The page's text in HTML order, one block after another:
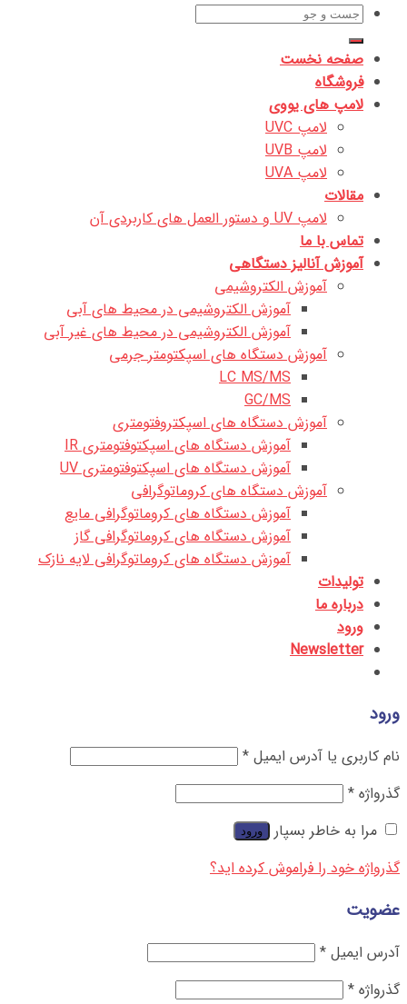
جستجو
برای:
صفحه نخست
فروشگاه
لامپ های یووی
لامپ UVC
لامپ UVB
لامپ UVA
مقالات
لامپ UV و دستور العمل های کاربردی آن
تماس با ما
آموزش آنالیز دستگاهی
آموزش الکتروشیمی
آموزش الکتروشیمی در محیط های آبی
آموزش الکتروشیمی در محیط های غیر آبی
آموزش دستگاه های اسپکتومتر جرمی
LC MS/MS
GC/MS
آموزش دستگاه های اسپکتروفتومتری
آموزش دستگاه های اسپکتوفتومتری IR
آموزش دستگاه های اسپکتوفتومتری UV
آموزش دستگاه های کروماتوگرافی
آموزش دستگاه های کروماتوگرافی مایع
آموزش دستگاه های کروماتوگرافی گاز
آموزش دستگاه های کروماتوگرافی لایه نازک
تولیدات
درباره ما
ورود
Newsletter
ورود
نام کاربری یا آدرس ایمیل *
گذرواژه *
مرا به خاطر بسپار
ورود
گذرواژه خود را فراموش کرده اید؟
عضویت
آدرس ایمیل *
گذرواژه *